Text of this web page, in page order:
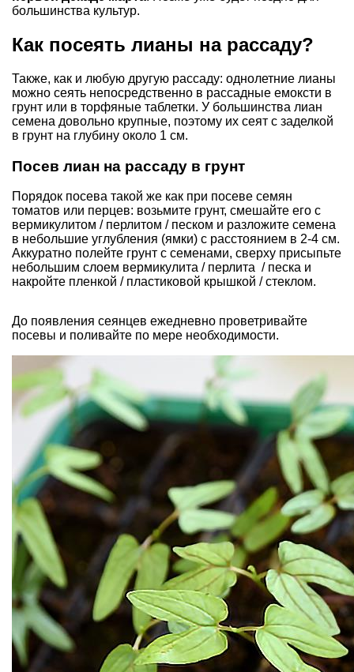
большинства культур.
Как посеять лианы на рассаду?
Также, как и любую другую рассаду: однолетние лианы
можно сеять непосредственно в рассадные емоксти в
грунт или в торфяные таблетки. У большинства лиан
семена довольно крупные, поэтому их сеят с заделкой
в грунт на глубину около 1 см.
Посев лиан на рассаду в грунт
Порядок посева такой же как при посеве семян
томатов или перцев: возьмите грунт, смешайте его с
вермикулитом / перлитом / песком и разложите семена
в небольшие углубления (ямки) с расстоянием в 2-4 см.
Аккуратно полейте грунт с семенами, сверху присыпьте
небольшим слоем вермикулита / перлита / песка и
накройте пленкой / пластиковой крышкой / стеклом.
До появления сеянцев ежедневно проветривайте
посевы и поливайте по мере необходимости.